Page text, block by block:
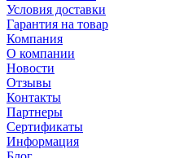
Условия доставки
Гарантия на товар
Компания
О компании
Новости
Отзывы
Контакты
Партнеры
Сертификаты
Информация